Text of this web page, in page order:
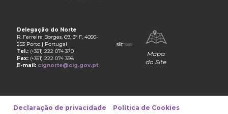
Delegação do Norte
R. Ferreira Borges, 69, 3º F, 4050-
253 Porto | Portugal
Tel.: (+351) 222 074 370
Fax: (+351) 222 074 398
E-mail: cignorte@cig.gov.pt
Mapa
do Site
Declaração de privacidade
Política de Cookies